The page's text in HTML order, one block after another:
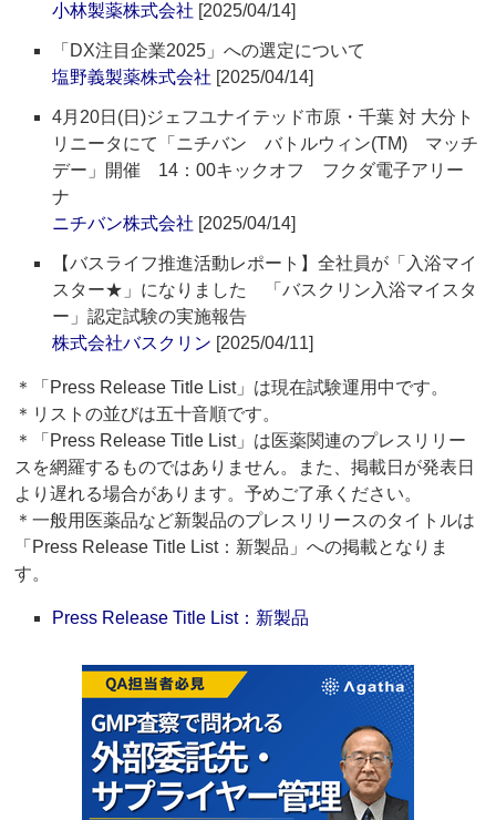
小林製薬株式会社 [2025/04/14]
「DX注目企業2025」への選定について
塩野義製薬株式会社 [2025/04/14]
4月20日(日)ジェフユナイテッド市原・千葉 対 大分ト
リニータにて「ニチバン バトルウィン(TM) マッチ
デー」開催 14：00キックオフ フクダ電子アリー
ナ
ニチバン株式会社 [2025/04/14]
【バスライフ推進活動レポート】全社員が「入浴マイ
スター★」になりました 「バスクリン入浴マイスタ
ー」認定試験の実施報告
株式会社バスクリン [2025/04/11]
＊「Press Release Title List」は現在試験運用中です。
＊リストの並びは五十音順です。
＊「Press Release Title List」は医薬関連のプレスリリー
スを網羅するものではありません。また、掲載日が発表日
より遅れる場合があります。予めご了承ください。
＊一般用医薬品など新製品のプレスリリースのタイトルは
「Press Release Title List：新製品」への掲載となりま
す。
Press Release Title List：新製品